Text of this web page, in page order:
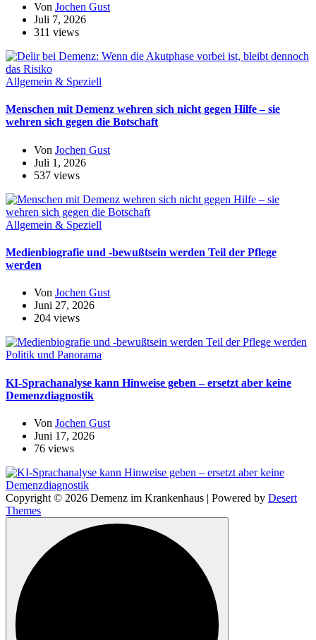
Von Jochen Gust
Juli 7, 2026
311 views
Allgemein & Speziell
Menschen mit Demenz wehren sich nicht gegen Hilfe – sie
wehren sich gegen die Botschaft
Von Jochen Gust
Juli 1, 2026
537 views
Allgemein & Speziell
Medienbiografie und -bewußtsein werden Teil der Pflege
werden
Von Jochen Gust
Juni 27, 2026
204 views
Politik und Panorama
KI-Sprachanalyse kann Hinweise geben – ersetzt aber keine
Demenzdiagnostik
Von Jochen Gust
Juni 17, 2026
76 views
Copyright © 2026 Demenz im Krankenhaus | Powered by Desert
Themes